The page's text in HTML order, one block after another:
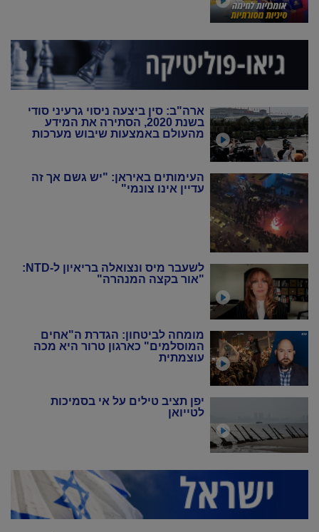
ארה"ב: סין ביצעה ניסוי גרעיני סודי
בשנת 2020, הסתירה את המידע
מהעולם באמצעות שיבוש מערכות
העימותים באיראן: "יש גשם אך זה
עדיין אינו צונמי"
לשעבר מיס ונצואלה בריאיון ל-NTD:
"אור בקצה המנהרה"
מומחה לביטחון: הגדרת ה"אחים
המוסלמים" כארגון טרור היא מכה
עוצמתית
יפן תציב טילים על אי בסמיכות
לטייואן